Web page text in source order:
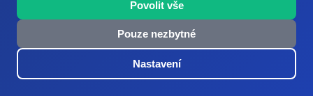
Mariánské Lázně - Úšovice
1 200 obyvatel
Povolit vše
Pouze nezbytné
Nastavení